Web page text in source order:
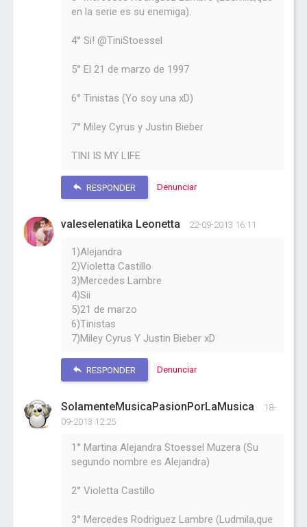
en la serie es su enemiga).
4° Si! @TiniStoessel
5° El 21 de marzo de 1997
6° Tinistas (Yo soy una xD)
7° Miley Cyrus y Justin Bieber
TINI IS MY LIFE
RESPONDER Denunciar
valeselenatika Leonetta 22-09-2013 16:11
1)Alejandra
2)Violetta Castillo
3)Mercedes Lambre
4)Sii
5)21 de marzo
6)Tinistas
7)Miley Cyrus Y Justin Bieber xD
RESPONDER Denunciar
SolamenteMusicaPasionPorLaMusica
18-
09-2013 12:25
1° Martina Alejandra Stoessel Muzera (Su
segundo nombre es Alejandra)
2° Violetta Castillo
3° Mercedes Rodriguez Lambre (Ludmila,que